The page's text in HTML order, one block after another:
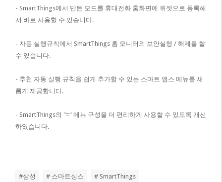
- SmartThings에서 만든 모드를 휴대전화 홈화면에 위젯으로 등록해
서 바로 사용할 수 있습니다.
- 자동 실행규칙에서 SmartThings 홈 모니터의 보안실행 / 해제를 할
수 있습니다.
- 추천 자동 실행 규칙을 쉽게 추가할 수 있는 스마트 앱스 메뉴를 새
롭게 제공합니다.
- SmartThings의 "=" 메뉴 구성을 더 편리하게 사용할 수 있도록 개선
하였습니다.
#삼성 # 스마트싱스 # SmartThings